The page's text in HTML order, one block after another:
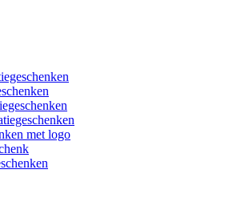
met logo